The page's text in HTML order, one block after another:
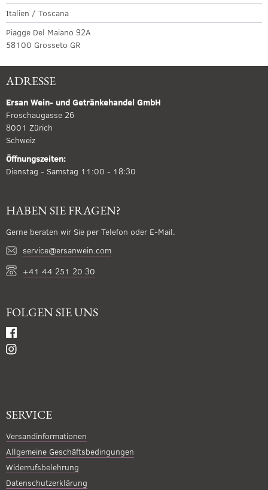
Italien / Toscana
Piagge Del Maiano 92A
58100 Grosseto GR
ADRESSE
Ersan Wein- und Getränkehandel GmbH
Froschaugasse 26
8001 Zürich
Schweiz
Öffnungszeiten:
Dienstag - Samstag 11:00 - 18:30
HABEN SIE FRAGEN?
Gerne beraten wir Sie per Telefon oder E-Mail.
service@ersanwein.com
+41 44 251 20 30
FOLGEN SIE UNS
SERVICE
Versandinformationen
Allgemeine Geschäftsbedingungen
Widerrufsbelehrung
Datenschutzerklärung